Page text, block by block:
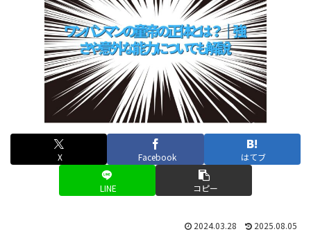
X Facebook はてブ
LINE コピー
2024.03.28 2025.08.05